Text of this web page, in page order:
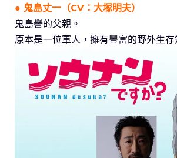
● 鬼島丈一（CV：大塚明夫）
鬼島譽的父親。
原本是一位軍人，擁有豐富的野外生存